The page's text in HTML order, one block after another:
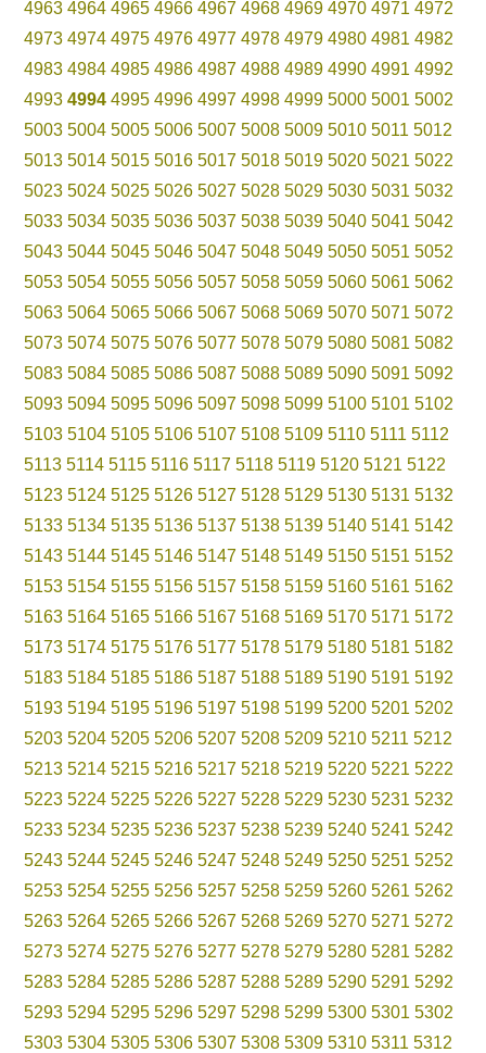
4963 4964 4965 4966 4967 4968 4969 4970 4971 4972
4973 4974 4975 4976 4977 4978 4979 4980 4981 4982
4983 4984 4985 4986 4987 4988 4989 4990 4991 4992
4993 4994 4995 4996 4997 4998 4999 5000 5001 5002
5003 5004 5005 5006 5007 5008 5009 5010 5011 5012
5013 5014 5015 5016 5017 5018 5019 5020 5021 5022
5023 5024 5025 5026 5027 5028 5029 5030 5031 5032
5033 5034 5035 5036 5037 5038 5039 5040 5041 5042
5043 5044 5045 5046 5047 5048 5049 5050 5051 5052
5053 5054 5055 5056 5057 5058 5059 5060 5061 5062
5063 5064 5065 5066 5067 5068 5069 5070 5071 5072
5073 5074 5075 5076 5077 5078 5079 5080 5081 5082
5083 5084 5085 5086 5087 5088 5089 5090 5091 5092
5093 5094 5095 5096 5097 5098 5099 5100 5101 5102
5103 5104 5105 5106 5107 5108 5109 5110 5111 5112
5113 5114 5115 5116 5117 5118 5119 5120 5121 5122
5123 5124 5125 5126 5127 5128 5129 5130 5131 5132
5133 5134 5135 5136 5137 5138 5139 5140 5141 5142
5143 5144 5145 5146 5147 5148 5149 5150 5151 5152
5153 5154 5155 5156 5157 5158 5159 5160 5161 5162
5163 5164 5165 5166 5167 5168 5169 5170 5171 5172
5173 5174 5175 5176 5177 5178 5179 5180 5181 5182
5183 5184 5185 5186 5187 5188 5189 5190 5191 5192
5193 5194 5195 5196 5197 5198 5199 5200 5201 5202
5203 5204 5205 5206 5207 5208 5209 5210 5211 5212
5213 5214 5215 5216 5217 5218 5219 5220 5221 5222
5223 5224 5225 5226 5227 5228 5229 5230 5231 5232
5233 5234 5235 5236 5237 5238 5239 5240 5241 5242
5243 5244 5245 5246 5247 5248 5249 5250 5251 5252
5253 5254 5255 5256 5257 5258 5259 5260 5261 5262
5263 5264 5265 5266 5267 5268 5269 5270 5271 5272
5273 5274 5275 5276 5277 5278 5279 5280 5281 5282
5283 5284 5285 5286 5287 5288 5289 5290 5291 5292
5293 5294 5295 5296 5297 5298 5299 5300 5301 5302
5303 5304 5305 5306 5307 5308 5309 5310 5311 5312